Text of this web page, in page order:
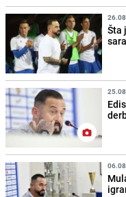
Šta